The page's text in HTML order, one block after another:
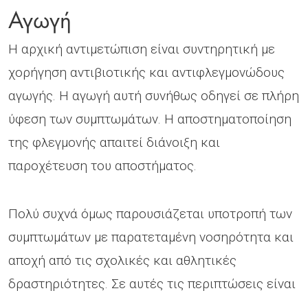
Αγωγή
Η αρχική αντιμετώπιση είναι συντηρητική με
χορήγηση αντιβιοτικής και αντιφλεγμονώδους
αγωγής. Η αγωγή αυτή συνήθως οδηγεί σε πλήρη
ύφεση των συμπτωμάτων. Η αποστηματοποίηση
της φλεγμονής απαιτεί διάνοιξη και
παροχέτευση του αποστήματος.
Πολύ συχνά όμως παρουσιάζεται υποτροπή των
συμπτωμάτων με παρατεταμένη νοσηρότητα και
αποχή από τις σχολικές και αθλητικές
δραστηριότητες. Σε αυτές τις περιπτώσεις είναι